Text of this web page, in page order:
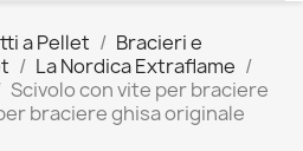
a Pellet
Bracieri e
La Nordica Extraflame
Scivolo con vite per braciere
braciere ghisa originale